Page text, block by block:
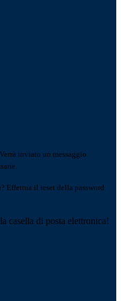
Verrà inviato un messaggio
Effettua il reset della password
casella di posta elettronica!